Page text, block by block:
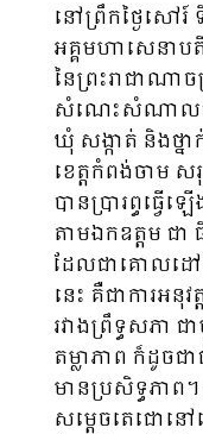
នៅព្រឹកថ្ងៃសៅរ៍
អគ្គមហាសេនាប
នៃព្រះរាជាណា
សំណេះសំណាលជា
ឃុំ សង្កាត់ និងថ្នា
ខេត្តកំពង់ចាម
បានប្រារព្ធធ្វ
តាមឯកឧត្តម ជា
ដែលជាគោលដ
នេះ គឺជាការអ
រវាងព្រឹទ្ធសភា
តម្លាភាព ក៏ដូចជ
មានប្រសិទ្ធភា
សម្ដេចតេជោនៅ